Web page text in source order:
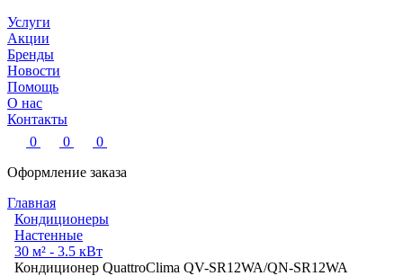
Услуги
Акции
Бренды
Новости
Помощь
О нас
Контакты
0
0
0
Оформление заказа
Главная
Кондиционеры
Настенные
30 м² - 3.5 кВт
Кондиционер QuattroСlima QV-SR12WA/QN-SR12WA